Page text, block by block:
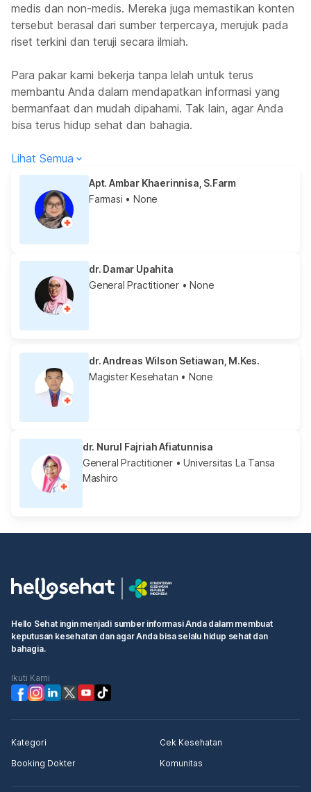
medis dan non-medis. Mereka juga memastikan konten
tersebut berasal dari sumber terpercaya, merujuk pada
riset terkini dan teruji secara ilmiah.
Para pakar kami bekerja tanpa lelah untuk terus
membantu Anda dalam mendapatkan informasi yang
bermanfaat dan mudah dipahami. Tak lain, agar Anda
bisa terus hidup sehat dan bahagia.
Lihat Semua
Apt. Ambar Khaerinnisa, S.Farm
Farmasi • None
dr. Damar Upahita
General Practitioner • None
dr. Andreas Wilson Setiawan, M.Kes.
Magister Kesehatan • None
dr. Nurul Fajriah Afiatunnisa
General Practitioner• Universitas La Tansa
Mashiro
Hello Sehat ingin menjadi sumber informasi Anda dalam membuat
keputusan kesehatan dan agar Anda bisa selalu hidup sehat dan
bahagia.
Ikuti Kami
Kategori
Cek Kesehatan
Booking Dokter
Komunitas